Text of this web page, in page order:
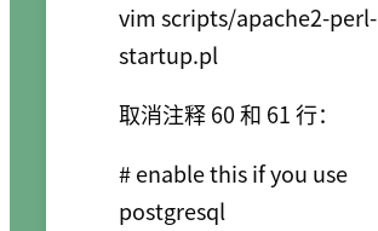
vim scripts/apache2-perl-
取消注释 60 和 61 行：
# enable this if you use
postgresql